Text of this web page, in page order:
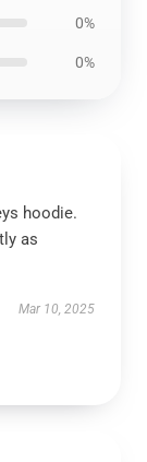
0%
0%
hoodie.
as
Mar 10, 2025